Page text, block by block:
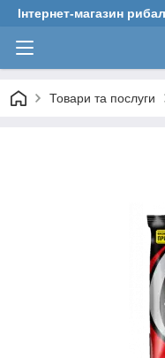
Інтернет-магазин
Товари та послуги